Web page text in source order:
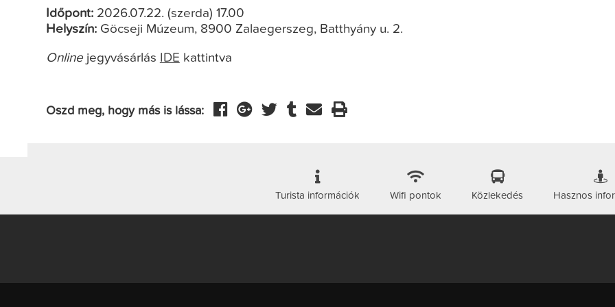
Időpont:2026.07.22. (szerda) 17.00
Helyszín:Göcseji Múzeum, 8900 Zalaegerszeg, Batthyány u. 2.
Onlinejegyvásárlás IDE kattintva
Oszd meg, hogy más is lássa:
Turista információk Wifi pontok Közlekedés Hasznos